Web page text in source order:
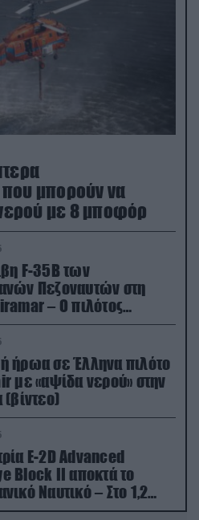
μπορούν να
με 8 μποφόρ
F-35B των
Πεζοναυτών στη
– Ο πιλότος
εγκαίρως
ήρωα σε Έλληνα πιλότο
με «αψίδα νερού» στην
(βίντεο)
E-2D Advanced
Block II αποκτά το
Ναυτικό – Στο 1,2
το κόστος